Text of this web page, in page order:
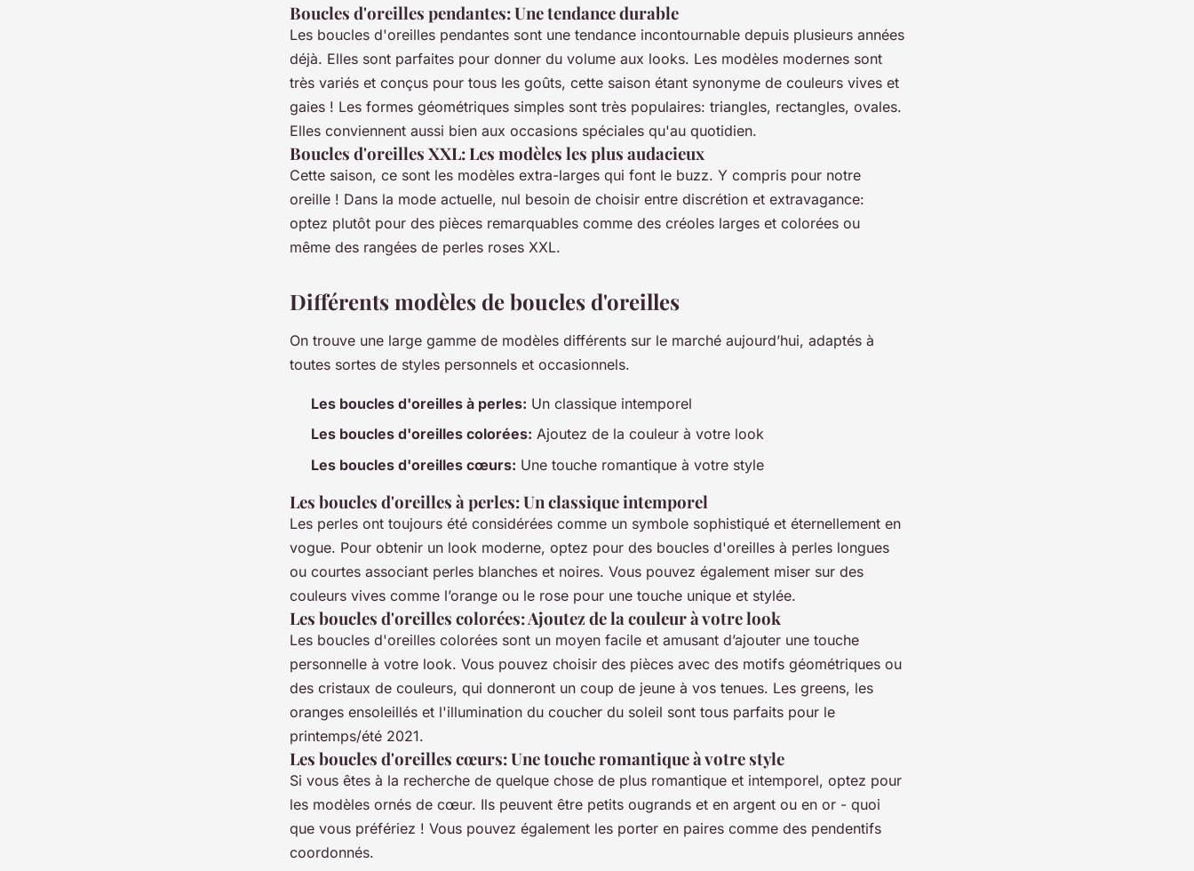
Boucles d'oreilles pendantes: Une tendance durable
Les boucles d'oreilles pendantes sont une tendance incontournable depuis plusieurs années
déjà. Elles sont parfaites pour donner du volume aux looks. Les modèles modernes sont
très variés et conçus pour tous les goûts, cette saison étant synonyme de couleurs vives et
gaies ! Les formes géométriques simples sont très populaires: triangles, rectangles, ovales.
Elles conviennent aussi bien aux occasions spéciales qu'au quotidien.
Boucles d'oreilles XXL: Les modèles les plus audacieux
Cette saison, ce sont les modèles extra-larges qui font le buzz. Y compris pour notre
oreille ! Dans la mode actuelle, nul besoin de choisir entre discrétion et extravagance:
optez plutôt pour des pièces remarquables comme des créoles larges et colorées ou
même des rangées de perles roses XXL.
Différents modèles de boucles d'oreilles
On trouve une large gamme de modèles différents sur le marché aujourd’hui, adaptés à
toutes sortes de styles personnels et occasionnels.
Les boucles d'oreilles à perles: Un classique intemporel
Les boucles d'oreilles colorées: Ajoutez de la couleur à votre look
Les boucles d'oreilles cœurs: Une touche romantique à votre style
Les boucles d'oreilles à perles: Un classique intemporel
Les perles ont toujours été considérées comme un symbole sophistiqué et éternellement en
vogue. Pour obtenir un look moderne, optez pour des boucles d'oreilles à perles longues
ou courtes associant perles blanches et noires. Vous pouvez également miser sur des
couleurs vives comme l’orange ou le rose pour une touche unique et stylée.
Les boucles d'oreilles colorées: Ajoutez de la couleur à votre look
Les boucles d'oreilles colorées sont un moyen facile et amusant d’ajouter une touche
personnelle à votre look. Vous pouvez choisir des pièces avec des motifs géométriques ou
des cristaux de couleurs, qui donneront un coup de jeune à vos tenues. Les greens, les
oranges ensoleillés et l'illumination du coucher du soleil sont tous parfaits pour le
printemps/été 2021.
Les boucles d'oreilles cœurs: Une touche romantique à votre style
Si vous êtes à la recherche de quelque chose de plus romantique et intemporel, optez pour
les modèles ornés de cœur. Ils peuvent être petits ougrands et en argent ou en or - quoi
que vous préfériez ! Vous pouvez également les porter en paires comme des pendentifs
coordonnés.